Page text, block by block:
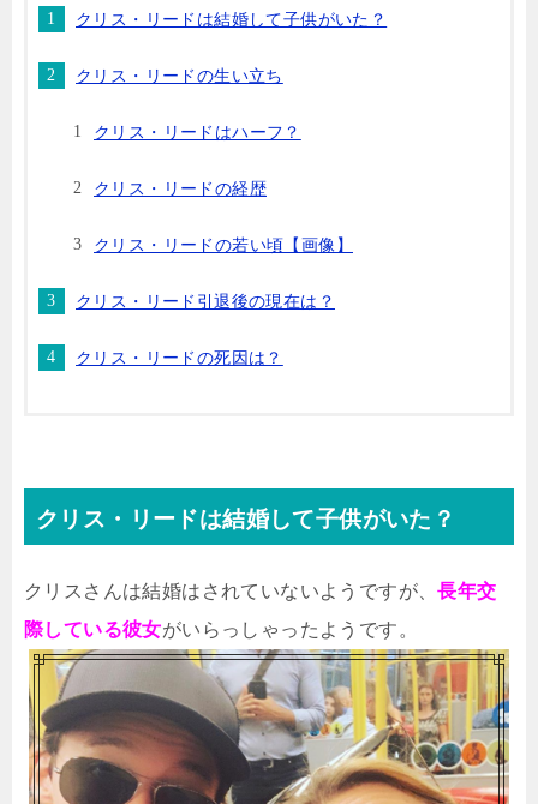
クリス・リードは結婚して子供がいた？
クリス・リードの生い立ち
クリス・リードはハーフ？
クリス・リードの経歴
クリス・リードの若い頃【画像】
クリス・リード引退後の現在は？
クリス・リードの死因は？
クリス・リードは結婚して子供がいた？
クリスさんは結婚はされていないようですが、長年交
際している彼女がいらっしゃったようです。